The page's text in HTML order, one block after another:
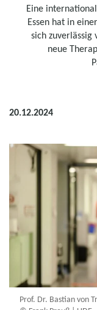
Eine
Essen hat in
sich zuverlässig
neue
20.12.2024
Prof. Dr. Bastian von